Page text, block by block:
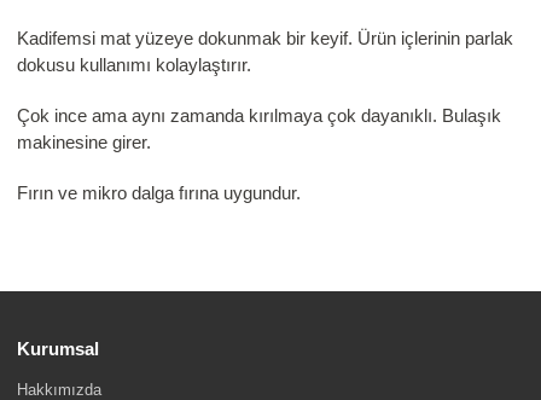
Kadifemsi mat yüzeye dokunmak bir keyif. Ürün içlerinin parlak
dokusu kullanımı kolaylaştırır.
Çok ince ama aynı zamanda kırılmaya çok dayanıklı. Bulaşık
makinesine girer.
Fırın ve mikro dalga fırına uygundur.
Kurumsal
Hakkımızda